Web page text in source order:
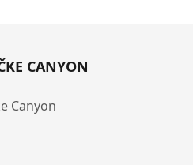
CANYON
Canyon